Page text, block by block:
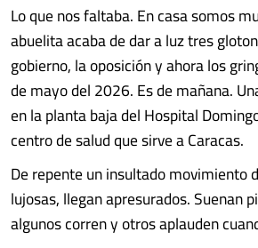
Lo que nos faltaba. En casa somos
abuelita acaba de dar a luz tres
gobierno, la oposición y ahora los
de mayo del 2026. Es de mañana.
en la planta baja del Hospital
centro de salud que sirve a Caracas.
De repente un insultado movimiento
lujosas, llegan apresurados. Suenan
algunos corren y otros aplauden